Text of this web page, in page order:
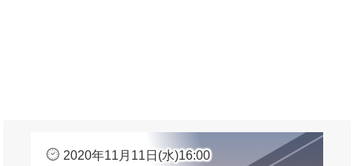
2020年11月11日(水)16:00